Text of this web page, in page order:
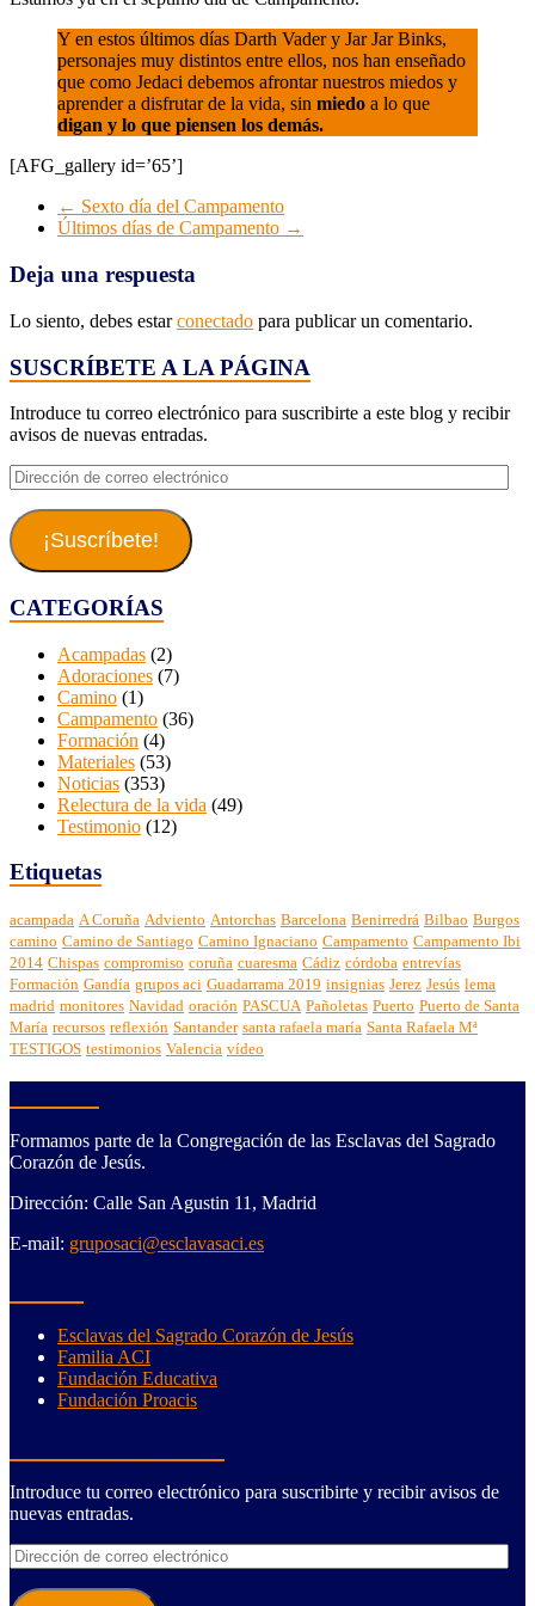
Y en estos últimos días Darth Vader y Jar Jar Binks,
personajes muy distintos entre ellos, nos han enseñado
que como Jedaci debemos afrontar nuestros miedos y
aprender a disfrutar de la vida, sin miedo a lo que
digan y lo que piensen los demás.
[AFG_gallery id=’65’]
← Sexto día del Campamento
Últimos días de Campamento →
Deja una respuesta
Lo siento, debes estarconectado para publicar un comentario.
SUSCRÍBETE A LA PÁGINA
Introduce tu correo electrónico para suscribirte a este blog y recibir
avisos de nuevas entradas.
Dirección
de
correo
electrónico
¡Suscríbete!
CATEGORÍAS
Acampadas (2)
Adoraciones (7)
Camino (1)
Campamento (36)
Formación (4)
Materiales (53)
Noticias (353)
Relectura de la vida (49)
Testimonio (12)
Etiquetas
acampada A Coruña Adviento Antorchas Barcelona Benirredrá Bilbao Burgos
camino Camino de Santiago Camino Ignaciano Campamento Campamento Ibi
2014 Chispas compromiso coruña cuaresma Cádiz córdoba entrevías
Formación Gandía grupos aci Guadarrama 2019 insignias Jerez Jesús lema
madrid monitores Navidad oración PASCUA Pañoletas Puerto Puerto de Santa
María recursos reflexión Santander santa rafaela maría Santa Rafaela Mª
TESTIGOS testimonios Valencia vídeo
Formamos parte de la Congregación de las Esclavas del Sagrado
Corazón de Jesús.
Dirección: Calle San Agustin 11, Madrid
E-mail: gruposaci@esclavasaci.es
Esclavas del Sagrado Corazón de Jesús
Familia ACI
Fundación Educativa
Fundación Proacis
Introduce tu correo electrónico para suscribirte y recibir avisos de
nuevas entradas.
Dirección
de
correo